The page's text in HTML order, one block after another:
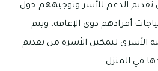
تقديم الدعم للأسر وتوجيههم حول
أفرادهم ذوي الإعاقة، ويتم
الأسري لتمكين الأسرة من تقديم
في المنزل.